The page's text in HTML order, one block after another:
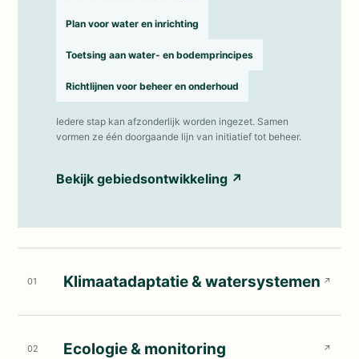
Plan voor water en inrichting
Toetsing aan water- en bodemprincipes
Richtlijnen voor beheer en onderhoud
Iedere stap kan afzonderlijk worden ingezet. Samen
vormen ze één doorgaande lijn van initiatief tot beheer.
Bekijk gebiedsontwikkeling ↗
01 Klimaatadaptatie & watersystemen ↗
02 Ecologie & monitoring ↗